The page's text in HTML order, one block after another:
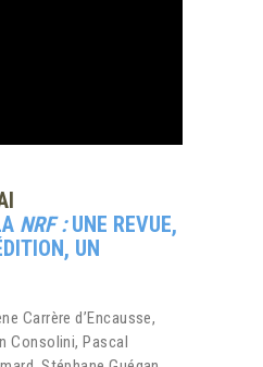
NRF :UNE REVUE,
UN
Carrère d’Encausse,
Consolini, Pascal